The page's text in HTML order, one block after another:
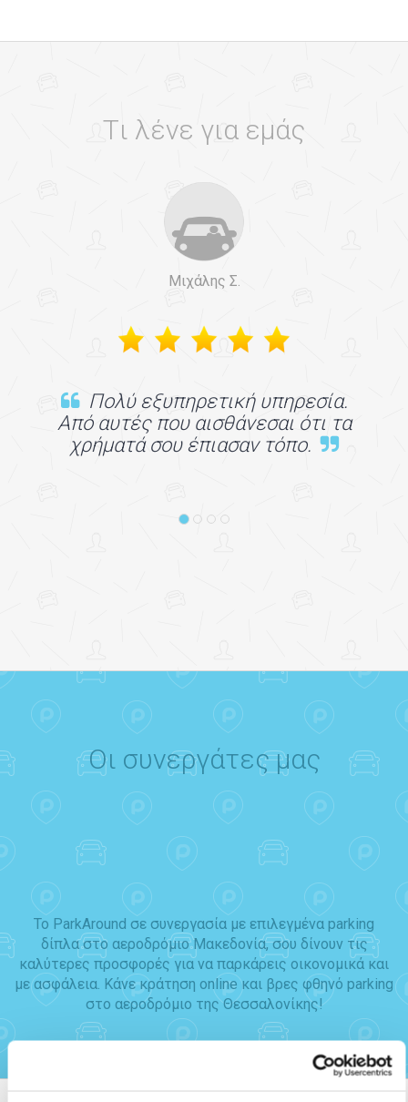
Tι λένε για εμάς
Μιχάλης Σ.
Πολύ εξυπηρετική υπηρεσία.
Από αυτές που αισθάνεσαι ότι τα
χρήματά σου έπιασαν τόπο.
Οι συνεργάτες μας
Το ParkAround σε συνεργασία με επιλεγμένα parking
δίπλα στο αεροδρόμιο Μακεδονία, σου δίνουν τις
καλύτερες προσφορές για να παρκάρεις οικονομικά και
με ασφάλεια. Κάνε κράτηση online και βρες φθηνό parking
στο αεροδρόμιο της Θεσσαλονίκης!